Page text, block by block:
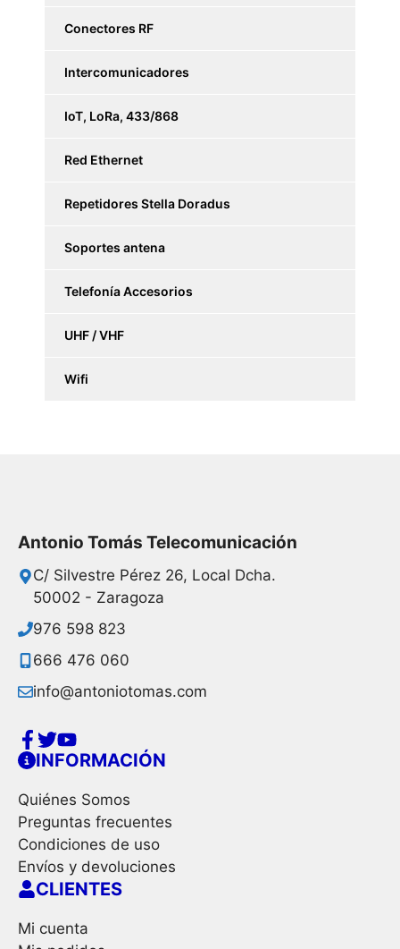
Conectores RF
Intercomunicadores
IoT, LoRa, 433/868
Red Ethernet
Repetidores Stella Doradus
Soportes antena
Telefonía Accesorios
UHF / VHF
Wifi
Antonio Tomás Telecomunicación
C/ Silvestre Pérez 26, Local Dcha.
50002 - Zaragoza
976 598 823
666 476 060
info@antoniotomas.com
INFORMACIÓN
Quiénes Somos
Preguntas frecuentes
Condiciones de uso
Envíos y devoluciones
CLIENTES
Mi cuenta